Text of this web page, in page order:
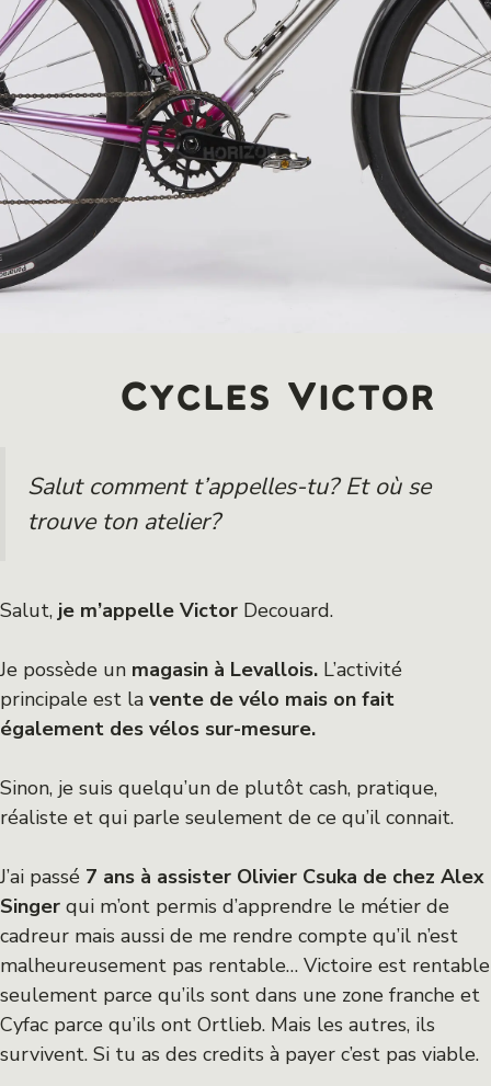
Cycles Victor
Salut comment t’appelles-tu? Et où se
trouve ton atelier?
Salut, je m’appelle Victor Decouard.
Je possède un magasin à Levallois. L’activité
principale est la vente de vélo mais on fait
également des vélos sur-mesure.
Sinon, je suis quelqu’un de plutôt cash, pratique,
réaliste et qui parle seulement de ce qu’il connait.
J’ai passé 7 ans à assister Olivier Csuka de chez Alex
Singer qui m’ont permis d’apprendre le métier de
cadreur mais aussi de me rendre compte qu’il n’est
malheureusement pas rentable… Victoire est rentable
seulement parce qu’ils sont dans une zone franche et
Cyfac parce qu’ils ont Ortlieb. Mais les autres, ils
survivent. Si tu as des credits à payer c’est pas viable.